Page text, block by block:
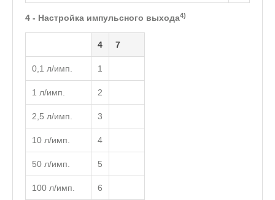
4 - Настройка импульсного выхода4)
4 7
0,1 л/имп. 1
1 л/имп. 2
2,5 л/имп. 3
10 л/имп. 4
50 л/имп. 5
100 л/имп. 6